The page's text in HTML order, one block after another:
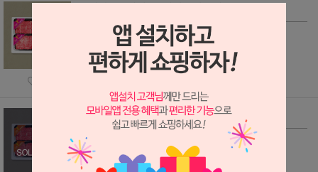
오메가3 숙성한우 [김상준한우세트]
상품가 : 350,000원 (8)
적립금 : 7,000원
오메가3 숙성한우 [엄선세트]
상품가 :
적립금 : 2,980원